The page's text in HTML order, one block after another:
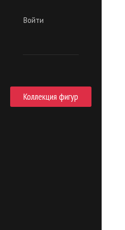
Войти
Коллекция фигур